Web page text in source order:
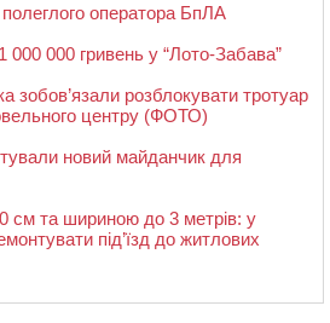
оператора БпЛА
000 000 гривень у “Лото-Забава”
зобов’язали розблокувати тротуар
центру (ФОТО)
новий майданчик для
см та шириною до 3 метрів: у
під’їзд до житлових